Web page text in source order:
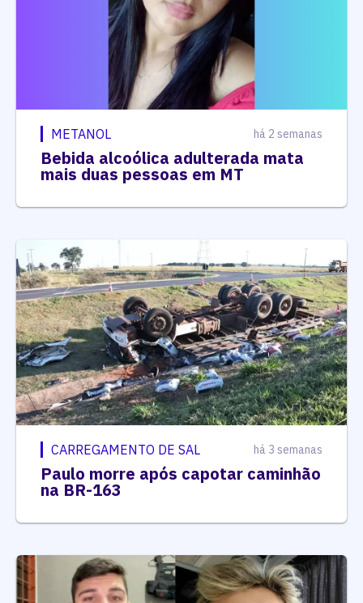
METANOL há 2 semanas
Bebida alcoólica adulterada mata
mais duas pessoas em MT
CARREGAMENTO DE SAL há 3 semanas
Paulo morre após capotar caminhão
na BR-163